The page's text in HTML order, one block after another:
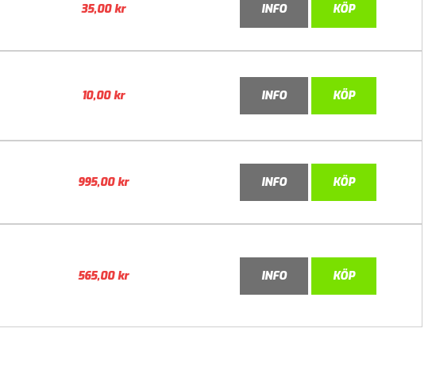
35,00kr INFO KÖP
10,00kr INFO KÖP
995,00kr INFO KÖP
565,00kr INFO KÖP